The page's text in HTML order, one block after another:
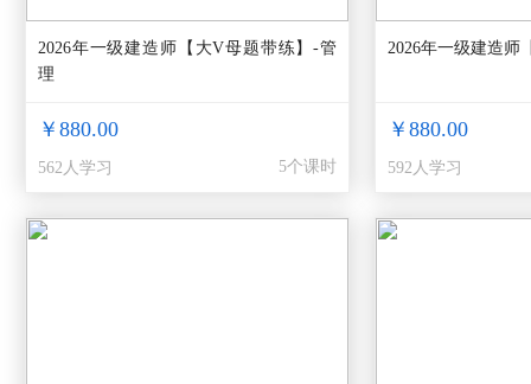
2026年一级建造师【大V母题带练】-管
理
￥880.00
562人学习 5个课时
2026年一级建造师
￥880.00
592人学习